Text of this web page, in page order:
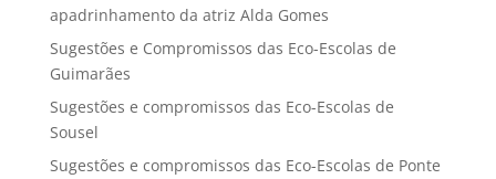
apadrinhamento da atriz Alda Gomes
Sugestões e Compromissos das Eco-Escolas de
Guimarães
Sugestões e compromissos das Eco-Escolas de
Sousel
Sugestões e compromissos das Eco-Escolas de Ponte